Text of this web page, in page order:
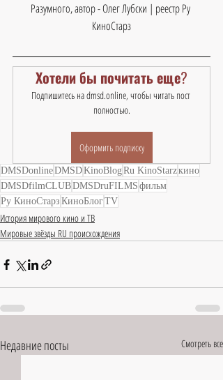
Разумного, автор - Олег Лубски | реестр Ру
КиноСтарз
Хотели бы почитать еще?
Подпишитесь на dmsd.online, чтобы читать пост
полностью.
Оформить подписку
DMSDonlineDMSDKinoBlogRu KinoStarzкино
DMSDfilmCLUBDMSDruFILMS фильм
Ру КиноСтарз КиноБлогTV
История мирового кино и ТВ
Мировые звёзды RU происхождения
Недавние посты Смотреть все